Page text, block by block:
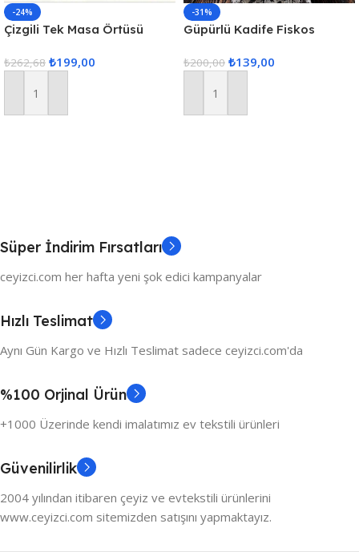
-24%
Çizgili Tek Masa Örtüsü
₺262,68 ₺199,00
Sepete Ekle
-31%
Güpürlü Kadife Fiskos
₺200,00 ₺139,00
Sepete Ekle
Süper İndirim Fırsatları
ceyizci.com her hafta yeni şok edici kampanyalar
Hızlı Teslimat
Aynı Gün Kargo ve Hızlı Teslimat sadece ceyizci.com'da
%100 Orjinal Ürün
+1000 Üzerinde kendi imalatımız ev tekstili ürünleri
Güvenilirlik
2004 yılından itibaren çeyiz ve evtekstili ürünlerini
www.ceyizci.com sitemizden satışını yapmaktayız.